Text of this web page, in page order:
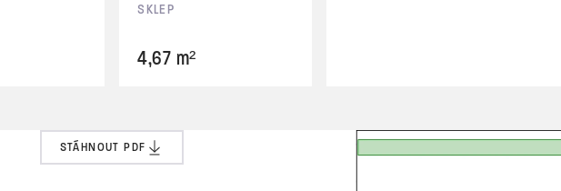
SKLEP
4,67 m²
STÁHNOUT PDF